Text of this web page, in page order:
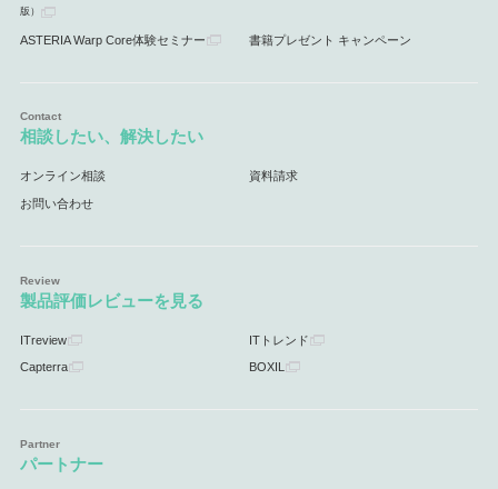
版）
ASTERIA Warp Core体験セミナー 書籍プレゼント キャンペーン
相談したい、解決したい
オンライン相談 資料請求
お問い合わせ
製品評価レビューを見る
ITreview ITトレンド
Capterra BOXIL
パートナー